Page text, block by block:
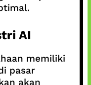
AI
memiliki
pasar
akan